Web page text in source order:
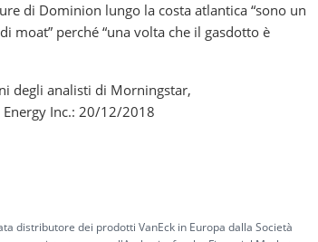
di Dominion lungo la costa atlantica “sono un
moat” perché “una volta che il gasdotto è
degli analisti di Morningstar,
Inc.: 20/12/2018
distributore dei prodotti VanEck in Europa dalla Società